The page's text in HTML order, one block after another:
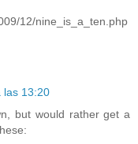
12/nine_is_a_ten.php
las 13:20
but would rather get a